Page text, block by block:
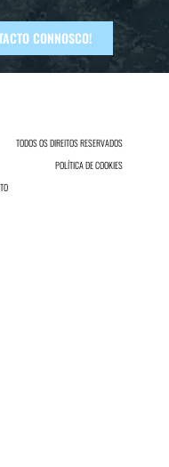
CONNOSCO!
TODOS OS DIREITOS RESERVADOS
POLÍTICA DE COOKIES